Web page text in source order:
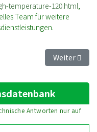
temperature-120.html,
Team für weitere
】OFSCN®
Nächster
Weiter
Antworten nur auf